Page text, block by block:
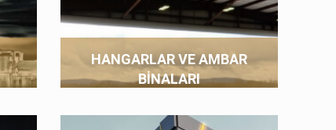
HANGARLAR VE AMBAR
BINALARI